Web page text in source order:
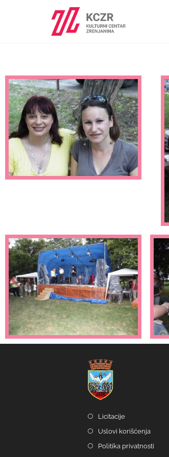
Licitacije
Uslovi korišćenja
Politika privatnosti